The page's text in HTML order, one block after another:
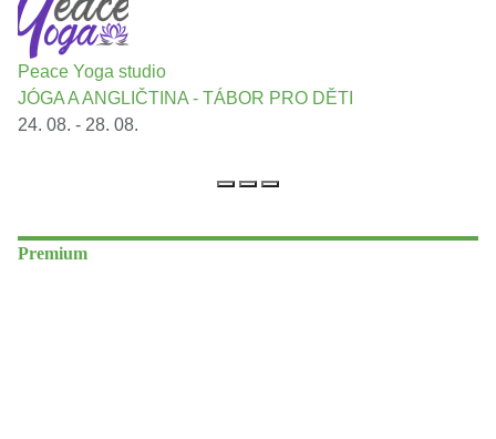
Peace Yoga studio
JÓGA A ANGLIČTINA - TÁBOR PRO DĚTI
24. 08. - 28. 08.
Premium